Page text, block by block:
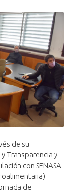
de su
Transparencia y
con SENASA
de